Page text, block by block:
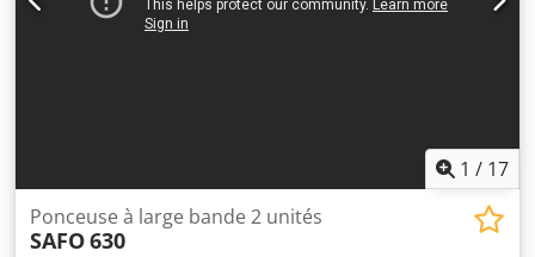
2210 mm - poids : 2165 kg AVANTAGES - fabrication
1 / 17
Ponceuse à large bande 2 unités
SAFO630